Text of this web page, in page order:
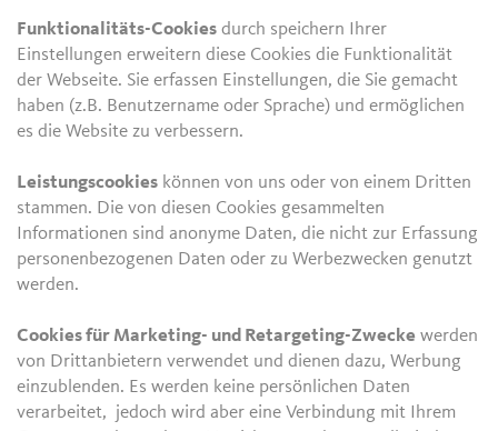
Funktionalitäts-Cookies durch speichern Ihrer
Einstellungen erweitern diese Cookies die Funktionalität
der Webseite. Sie erfassen Einstellungen, die Sie gemacht
haben (z.B. Benutzername oder Sprache) und ermöglichen
es die Website zu verbessern.
Leistungscookies können von uns oder von einem Dritten
stammen. Die von diesen Cookies gesammelten
Informationen sind anonyme Daten, die nicht zur Erfassung
personenbezogenen Daten oder zu Werbezwecken genutzt
werden.
Cookies für Marketing- und Retargeting-Zwecke werden
von Drittanbietern verwendet und dienen dazu, Werbung
einzublenden. Es werden keine persönlichen Daten
verarbeitet, jedoch wird aber eine Verbindung mit Ihrem